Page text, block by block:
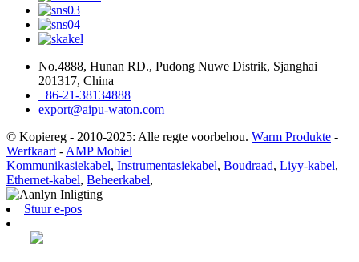
No.4888, Hunan RD., Pudong Nuwe Distrik, Sjanghai
201317, China
+86-21-38134888
export@aipu-waton.com
© Kopiereg - 2010-2025: Alle regte voorbehou. Warm Produkte -
Werfkaart - AMP Mobiel
Kommunikasiekabel, Instrumentasiekabel, Boudraad, Liyy-kabel,
Ethernet-kabel, Beheerkabel,
Stuur e-pos